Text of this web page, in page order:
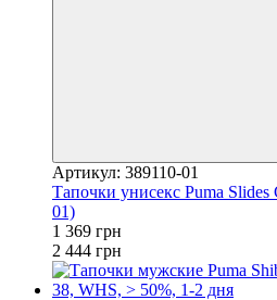
Артикул: 389110-01
Тапочки унисекс Puma
01)
1 369 грн
2 444 грн